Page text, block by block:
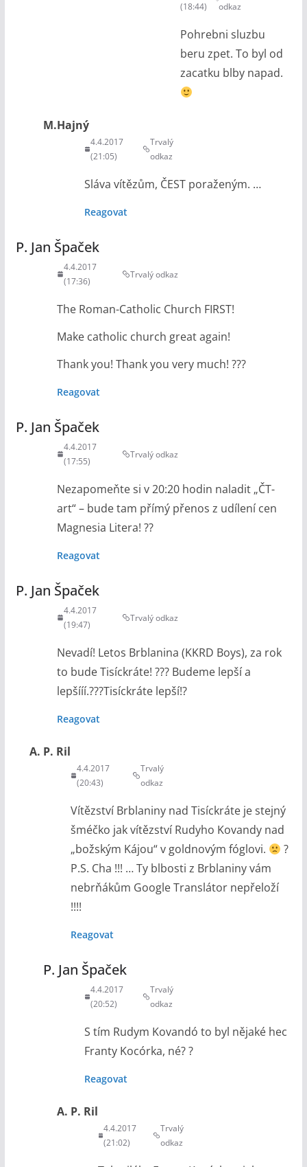
(18:44)
odkaz
Pohrebni sluzbu
beru zpet. To byl od
zacatku blby napad.
M.Hajný
4.4.2017
(21:05)
Trvalý
odkaz
Sláva vítězům, ČEST poraženým. …
Reagovat
P. Jan Špaček
4.4.2017
(17:36)
Trvalý odkaz
The Roman-Catholic Church FIRST!
Make catholic church great again!
Thank you! Thank you very much! ???
Reagovat
P. Jan Špaček
4.4.2017
(17:55)
Trvalý odkaz
Nezapomeňte si v 20:20 hodin naladit „ČT-
art“ – bude tam přímý přenos z udílení cen
Magnesia Litera! ??
Reagovat
P. Jan Špaček
4.4.2017
(19:47)
Trvalý odkaz
Nevadí! Letos Brblanina (KKRD Boys), za rok
to bude Tisíckráte! ??? Budeme lepší a
lepšííí.???Tisíckráte lepší!?
Reagovat
A. P. Ril
4.4.2017
(20:43)
Trvalý
odkaz
Vítězství Brblaniny nad Tisíckráte je stejný
šméčko jak vítězství Rudyho Kovandy nad
„božským Kájou“ v goldnovým fóglovi.
?
P.S. Cha !!! … Ty blbosti z Brblaniny vám
nebrňákům Google Translátor nepřeloží
!!!!
Reagovat
P. Jan Špaček
4.4.2017
(20:52)
Trvalý
odkaz
S tím Rudym Kovandó to byl nějaké hec
Franty Kocórka, né? ?
Reagovat
A. P. Ril
4.4.2017
(21:02)
Trvalý
odkaz